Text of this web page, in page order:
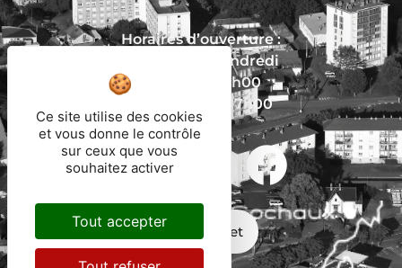
Horaires d’ouverture :
Du lundi au vendredi
De 8h30 à 12h00
Et de 13h30 à 17h00
Nous écrire
Mon trajet
Ce site utilise des cookies
et vous donne le contrôle
sur ceux que vous
souhaitez activer
Tout accepter